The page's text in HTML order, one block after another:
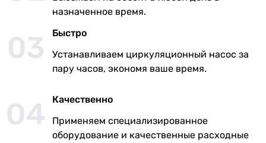
назначенное время.
Быстро
Устанавливаем циркуляционный насос за
пару часов, экономя ваше время.
Качественно
Применяем специализированное
оборудование и качественные расходные